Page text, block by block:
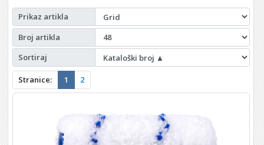
Prikaz artikla
Broj artikla
Sortiraj
Stranice: 1 2